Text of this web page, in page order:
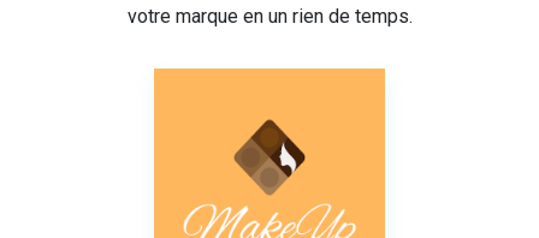
votre marque en un rien de temps.